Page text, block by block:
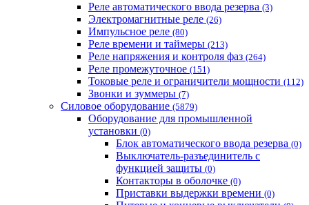
Реле автоматического ввода резерва (3)
Электромагнитные реле (26)
Импульсное реле (80)
Реле времени и таймеры (213)
Реле напряжения и контроля фаз (264)
Реле промежуточное (151)
Токовые реле и ограничители мощности (112)
Звонки и зуммеры (7)
Силовое оборудование (5879)
Оборудование для промышленной
установки (0)
Блок автоматического ввода резерва (0)
Выключатель-разъединитель с
функцией защиты (0)
Контакторы в оболочке (0)
Приставки выдержки времени (0)